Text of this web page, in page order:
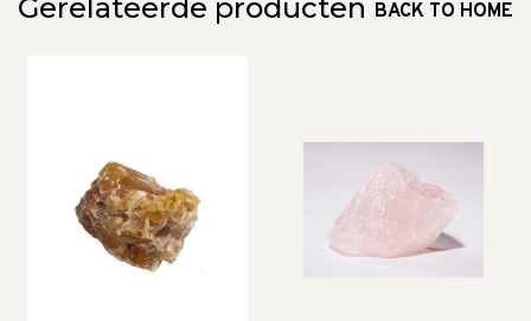
Gerelateerde producten BACK TO HOME